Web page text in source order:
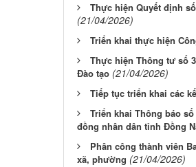
Thực hiện Quyết định
(21/04/2026)
Triển khai thực hiện
Thực hiện Thông tư số
Đào tạo (21/04/2026)
Tiếp tục triển khai các
Triển khai Thông báo số
đồng nhân dân tỉnh Đồng
Phân công thành viên
xã, phường (21/04/2026)